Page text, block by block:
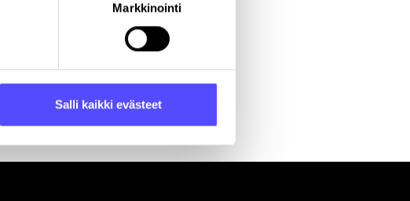
Markkinointi
Salli kaikki evästeet